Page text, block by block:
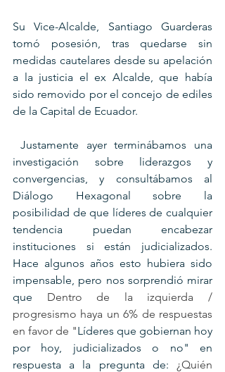
Su Vice-Alcalde, Santiago Guarderas
tomó posesión, tras quedarse sin
medidas cautelares desde su apelación
a la justicia el ex Alcalde, que había
sido removido por el concejo de ediles
de la Capital de Ecuador.
investigación sobre liderazgos y
convergencias, y consultábamos al
Diálogo Hexagonal sobre la
posibilidad de que líderes de cualquier
tendencia puedan encabezar
instituciones si están judicializados.
Hace algunos años esto hubiera sido
impensable, pero nos sorprendió mirar
que Dentro de la izquierda /
progresismo haya un 6% de respuestas
en favor de "Líderes que gobiernan hoy
por hoy, judicializados o no" en
respuesta a la pregunta de: ¿Quién